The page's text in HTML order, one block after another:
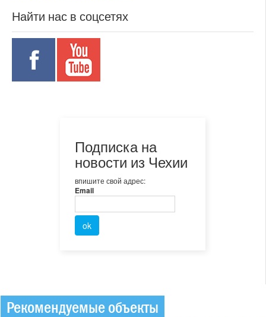
Найти нас в соцсетях
Подписка на
новости из Чехии
впишите свой адрес:
Email
Рекомендуемые объекты